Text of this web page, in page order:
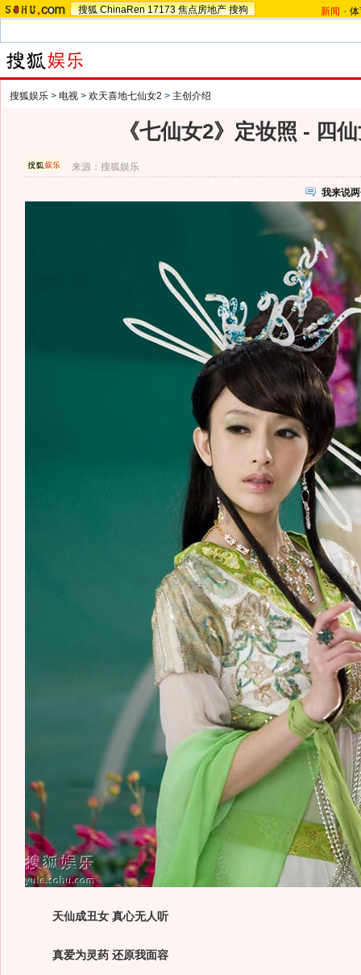
搜狐 ChinaRen 17173 焦点房地产 搜狗 新闻 -
搜狐娱乐 > 电视 > 欢天喜地七仙女2 > 主创介绍
《七仙女2》定妆照 - 四
来源：搜狐娱乐
我来说
天仙成丑女 真心无人听
真爱为灵药 还原我面容